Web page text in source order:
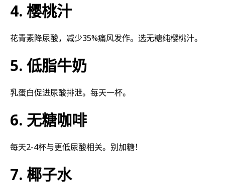
4. 樱桃汁
花青素降尿酸，减少35%痛风发作。选无糖纯樱桃汁。
5. 低脂牛奶
乳蛋白促进尿酸排泄。每天一杯。
6. 无糖咖啡
每天2-4杯与更低尿酸相关。别加糖！
7. 椰子水